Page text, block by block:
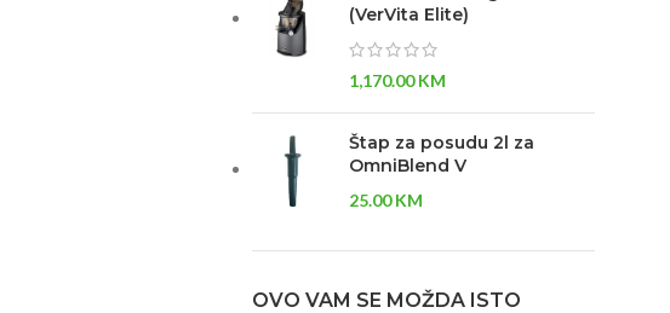
(VerVita Elite)
1,170.00KM
Štap za posudu 2l za
OmniBlend V
25.00KM
OVO VAM SE MOŽDA ISTO